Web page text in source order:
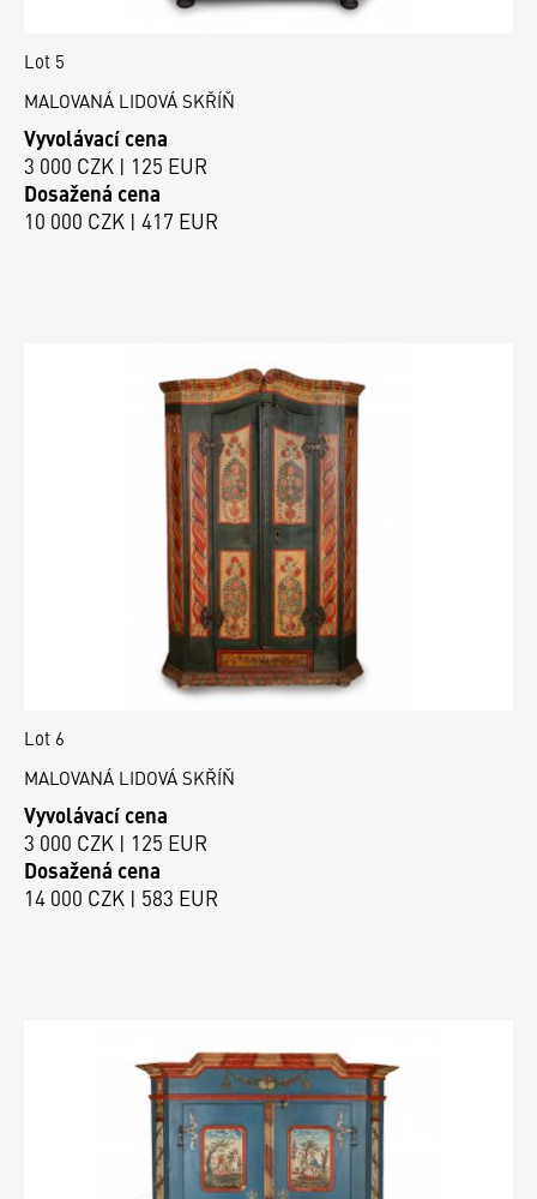
Lot 5
MALOVANÁ LIDOVÁ SKŘÍŇ
Vyvolávací cena
3 000 CZK | 125 EUR
Dosažená cena
10 000 CZK | 417 EUR
Lot 6
MALOVANÁ LIDOVÁ SKŘÍŇ
Vyvolávací cena
3 000 CZK | 125 EUR
Dosažená cena
14 000 CZK | 583 EUR